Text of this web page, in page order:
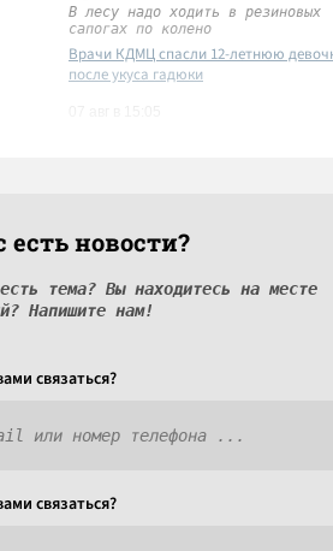
В лесу надо ходить в резиновых
сапогах по колено
Врачи КДМЦ спасли 12-летнюю
после укуса гадюки
есть новости?
тема? Вы находитесь на месте
Напишите нам!
связаться?
связаться?